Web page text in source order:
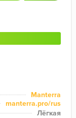
Manterra
manterra.pro/rus
Лёгкая